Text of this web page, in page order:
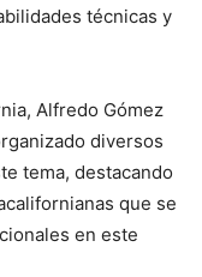
técnicas y
Alfredo Gómez
diversos
tema, destacando
que se
en este